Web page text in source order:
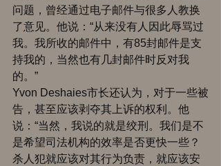
问题，曾经通过电子邮件与很多人教换
了意见。他说：“从来没有人因此辱骂过
我。我所收的邮件中，有85封邮件是支
持我的，当然也有几封邮件时反对我
的。”
Yvon Deshaies市长还认为，对于一些被
告，甚至应该剥夺其上诉的权利。他
说：“当然，我说的就是绞刑。我们是不
是希望司法机构的效率是否更快一些？
杀人犯就应该对其行为负责，就应该安